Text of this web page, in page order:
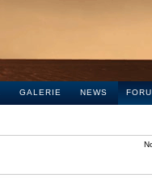
GALERIE NEWS